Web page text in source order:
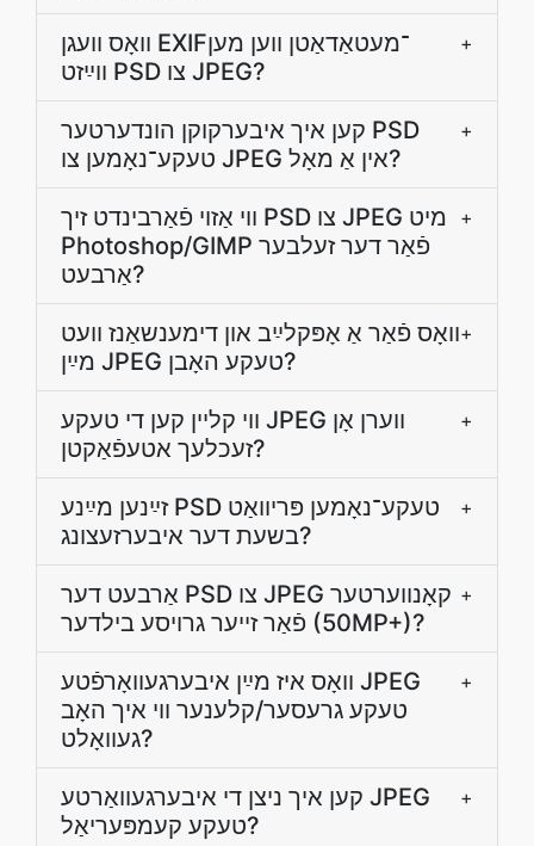
וואָס וועגן EXIF־מעטאַדאַטן װען מען
װײַזט PSD צו JPEG?
+
קען איך איבערקוקן הונדערטער PSD
טעקע־נאָמען צו JPEG אין אַ מאָל?
+
ווי אַזוי פֿאַרבינדט זיך PSD צו JPEG מיט
Photoshop/GIMP פֿאַר דער זעלבער
אַרבעט?
+
וואָס פֿאַר אַ אָפּקלײַב און דימענשאַנז וועט
מײַן JPEG טעקע האָבן?
+
ווי קליין קען די טעקע JPEG ווערן אָן
זעכלעך אטעפֿאַקטן?
+
זײַנען מײַנע PSD טעקע־נאָמען פּריוואַט
בשעת דער איבערזעצונג?
+
אַרבעט דער PSD צו JPEG קאָנווערטער
פֿאַר זייער גרויסע בילדער (50MP+)?
+
װאָס איז מײַן איבערגעװאָרפֿטע JPEG
טעקע גרעסער/קלענער װי איך האָב
געװאָלט?
+
קען איך ניצן די איבערגעװאַרטע JPEG
טעקע קעמפּעריאַל?
+